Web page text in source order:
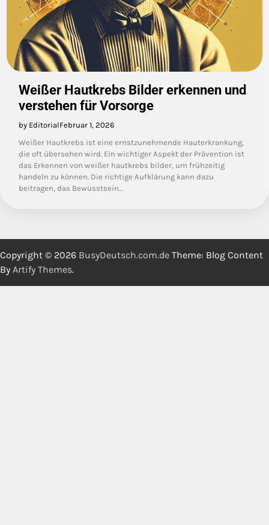
Weißer Hautkrebs Bilder erkennen und
verstehen für Vorsorge
by EditorialFebruar 1, 2026
Weißer Hautkrebs ist eine ernstzunehmende Hauterkrankung,
die oft übersehen wird. Ein wichtiger Aspekt der Prävention ist
das Erkennen von weißer hautkrebs bilder, um frühzeitig
handeln zu können. Die richtige Aufklärung kann dazu
beitragen, das Bewusstsein…
Copyright © 2026 BusyDeutsch.com.de Theme: Blog Content
By Artify Themes.